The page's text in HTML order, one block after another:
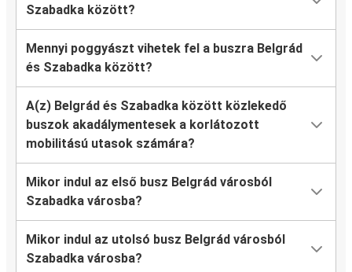
Szabadka között?
Mennyi poggyászt vihetek fel a buszra Belgrád
és Szabadka között?
A(z) Belgrád és Szabadka között közlekedő
buszok akadálymentesek a korlátozott
mobilitású utasok számára?
Mikor indul az első busz Belgrád városból
Szabadka városba?
Mikor indul az utolsó busz Belgrád városból
Szabadka városba?